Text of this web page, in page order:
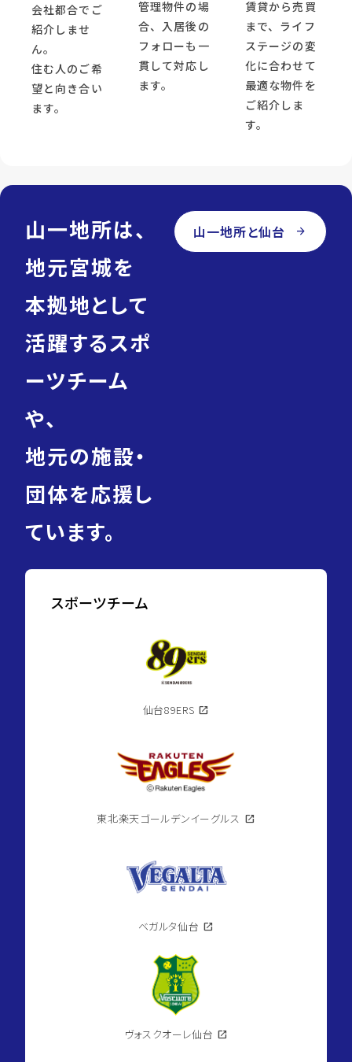
会社都合でご
紹介しませ
ん。
住む人のご希
望と向き合い
ます。
管理物件の場
合、入居後の
フォローも一
貫して対応し
ます。
賃貸から売買
まで、ライフ
ステージの変
化に合わせて
最適な物件を
ご紹介しま
す。
山一地所は、
地元宮城を
本拠地として
活躍するスポ
ーツチーム
や、
地元の施設・
団体を応援し
ています。
山一地所と仙台 arrow_forward
スポーツチーム
仙台89ERS open_in_new
東北楽天ゴールデンイーグルス open_in_new
ベガルタ仙台 open_in_new
ヴォスクオーレ仙台 open_in_new